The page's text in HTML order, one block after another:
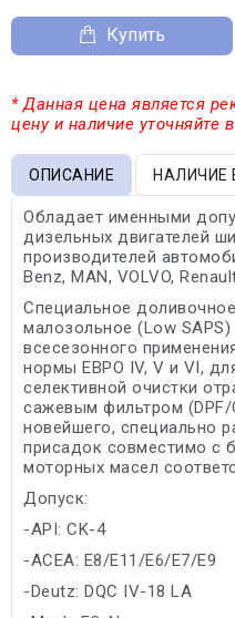
Купить
* Данная цена является
цену и наличие уточняйте
ОПИСАНИЕ НАЛИЧИЕ
Обладает именными
дизельных двигателей
производителей
Benz, MAN, VOLVO,
Специальное
малозольное (Low
всесезонного
нормы ЕВРО IV, V и VI,
селективной очистки
сажевым фильтром (DPF/
новейшего, специально
присадок совместимо с
моторных масел
Допуск:
-API: CK-4
-ACEA: E8/E11/E6/E7/E9
-Deutz: DQC IV-18 LA